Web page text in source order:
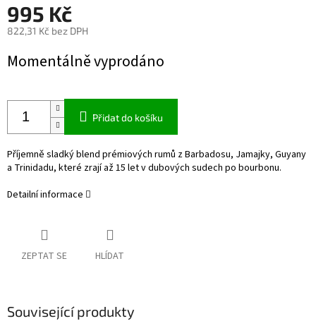
995 Kč
822,31 Kč bez DPH
cena:
Momentálně vyprodáno
Přidat do košíku
Příjemně sladký blend prémiových rumů z Barbadosu, Jamajky, Guyany
a Trinidadu, které zrají až 15 let v dubových sudech po bourbonu.
Detailní informace
ZEPTAT SE HLÍDAT
Související produkty